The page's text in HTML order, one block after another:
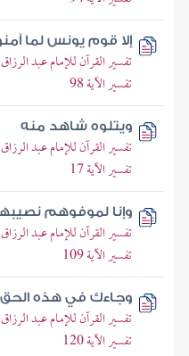
إلا قوم يونس لما
تفسير القرآن للإمام عبد
تفسير الآية 98
ويتلوه شاهد منه
تفسير القرآن للإمام عبد
تفسير الآية 17
وإنا لموفوهم
تفسير القرآن للإمام عبد
تفسير الآية 109
وجاءك في هذه الحق
تفسير القرآن للإمام عبد
تفسير الآية 120